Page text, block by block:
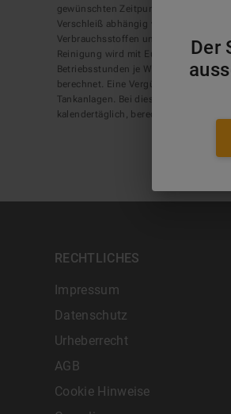
gewünschten Zeitpunkt. Individuelle
Verschleiß abhängig vom jeweiligen
Verbrauchsstoffen und Reinigung.
Reinigung wird mit Euro 94,00 /
Betriebsstunden je Werktag, d. h.
berechnet. Eine Vergütung von
Tankanlagen. Bei diesen Artikeln
kalendertäglich, berechnet.
RECHTLICHES
Impressum
Datenschutz
Urheberrecht
AGB
Cookie Hinweise
Der